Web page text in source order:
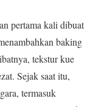
pertama kali dibuat
baking
tekstur kue
Sejak saat itu,
termasuk